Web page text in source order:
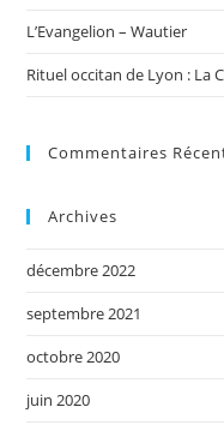
L’Evangelion – Wautier
Rituel occitan de Lyon : La
Commentaires
Archives
décembre 2022
septembre 2021
octobre 2020
juin 2020